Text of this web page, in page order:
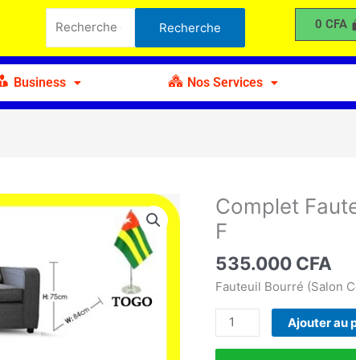
pour :
Recherche 0 CFA
Business Nos Services
Complet
F
535.000 CFA
Fauteuil Bourré (Salon
quantité
de
Complet
Fauteuils
Bourré
Pièces
Model
Ajouter au
Fauteuils
Pièces
Model
F